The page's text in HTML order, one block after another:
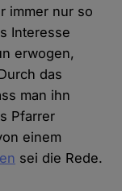
immer nur so
Interesse
erwogen,
das
man ihn
Pfarrer
einem
sei die Rede.